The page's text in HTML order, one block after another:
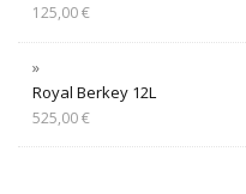
125,00€
Royal Berkey 12L
525,00€